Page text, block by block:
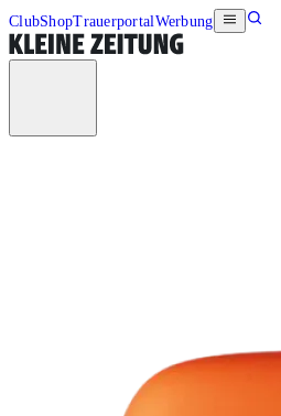
ClubShopTrauerportalWerbung